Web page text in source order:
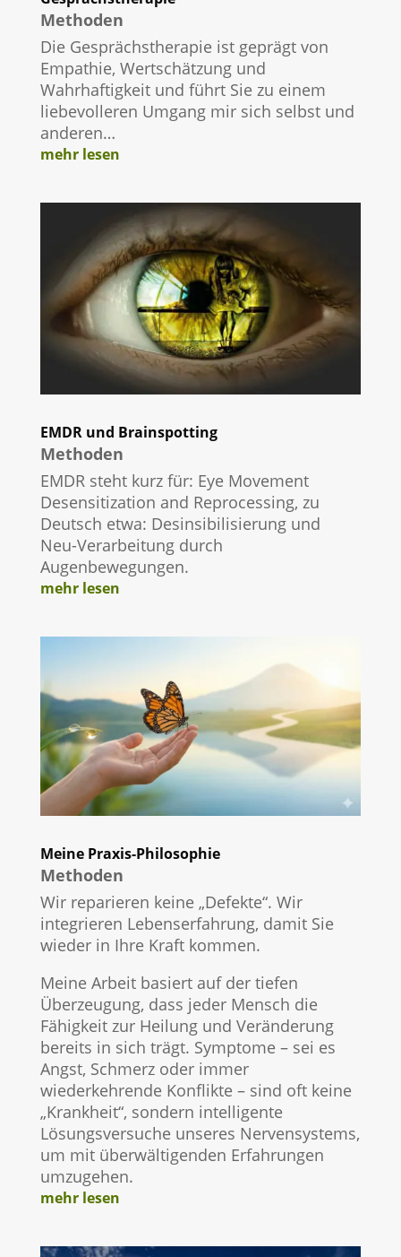
Methoden
Die Gesprächstherapie ist geprägt von
Empathie, Wertschätzung und
Wahrhaftigkeit und führt Sie zu einem
liebevolleren Umgang mir sich selbst und
anderen…
mehr lesen
EMDR und Brainspotting
Methoden
EMDR steht kurz für: Eye Movement
Desensitization and Reprocessing, zu
Deutsch etwa: Desinsibilisierung und
Neu-Verarbeitung durch
Augenbewegungen.
mehr lesen
Meine Praxis-Philosophie
Methoden
Wir reparieren keine „Defekte“. Wir
integrieren Lebenserfahrung, damit Sie
wieder in Ihre Kraft kommen.
Meine Arbeit basiert auf der tiefen
Überzeugung, dass jeder Mensch die
Fähigkeit zur Heilung und Veränderung
bereits in sich trägt. Symptome – sei es
Angst, Schmerz oder immer
wiederkehrende Konflikte – sind oft keine
„Krankheit“, sondern intelligente
Lösungsversuche unseres Nervensystems,
um mit überwältigenden Erfahrungen
umzugehen.
mehr lesen